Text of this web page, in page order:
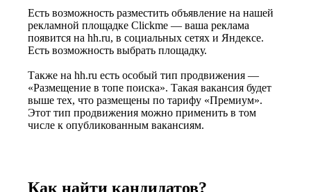
Есть возможность разместить объявление на нашей
рекламной площадке Clickme — ваша реклама
появится на hh.ru, в социальных сетях и Яндексе.
Есть возможность выбрать площадку.
Также на hh.ru есть особый тип продвижения —
«Размещение в топе поиска». Такая вакансия будет
выше тех, что размещены по тарифу «Премиум».
Этот тип продвижения можно применить в том
числе к опубликованным вакансиям.
Как найти кандидатов?